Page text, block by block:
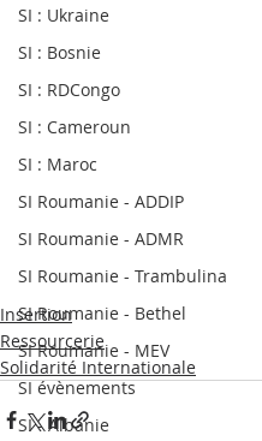
SI : Ukraine
SI : Bosnie
SI : RDCongo
SI : Cameroun
SI : Maroc
SI Roumanie - ADDIP
SI Roumanie - ADMR
SI Roumanie - Trambulina
SI Roumanie - Bethel
SI Roumanie - MEV
SI évènements
SI - Albanie
Insertion
Ressourcerie
Solidarité Internationale